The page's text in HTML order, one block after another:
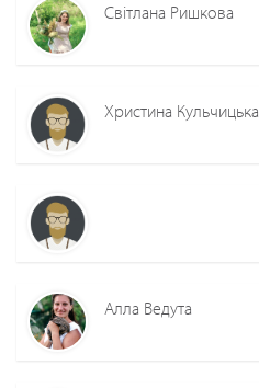
Світлана Ришкова
Христина Кульчицька
Алла Ведута